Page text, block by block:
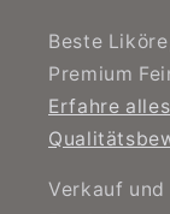
Beste
Premium
Erfahre
Verkauf